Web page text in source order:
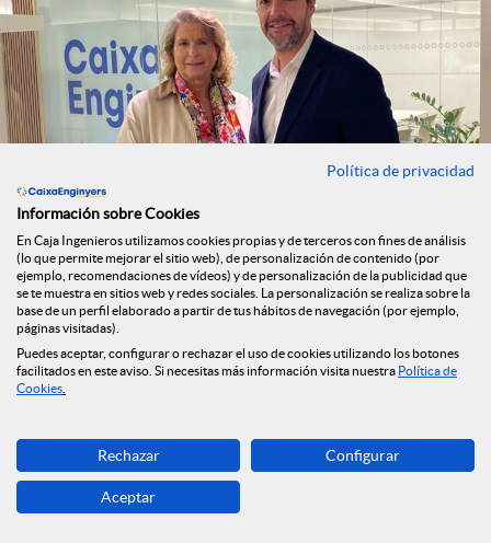
La Fundación Caja Ingenieros
impulsa el programa “Mujer e
Ingeniería” para potenciar el talento
STEM en Cataluña
Política de privacidad
Información sobre Cookies
En Caja Ingenieros utilizamos cookies propias y de terceros con fines de análisis
(lo que permite mejorar el sitio web), de personalización de contenido (por
ejemplo, recomendaciones de vídeos) y de personalización de la publicidad que
se te muestra en sitios web y redes sociales. La personalización se realiza sobre la
base de un perfil elaborado a partir de tus hábitos de navegación (por ejemplo,
páginas visitadas).
Puedes aceptar, configurar o rechazar el uso de cookies utilizando los botones
facilitados en este aviso. Si necesitas más información visita nuestra Política de
Cookies
Rechazar Configurar
Aceptar